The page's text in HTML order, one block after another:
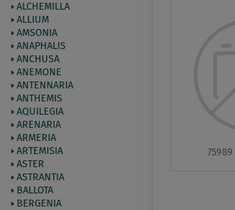
ALCHEMILLA
ALLIUM
AMSONIA
ANAPHALIS
ANCHUSA
ANEMONE
ANTENNARIA
ANTHEMIS
AQUILEGIA
ARENARIA
ARMERIA
ARTEMISIA
ASTER
ASTRANTIA
BALLOTA
BERGENIA
75989